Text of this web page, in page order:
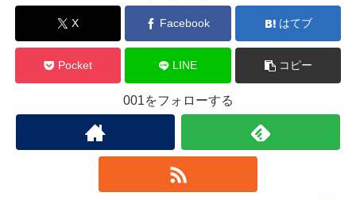
X Facebook はてブ
Pocket LINE コピー
001をフォローする